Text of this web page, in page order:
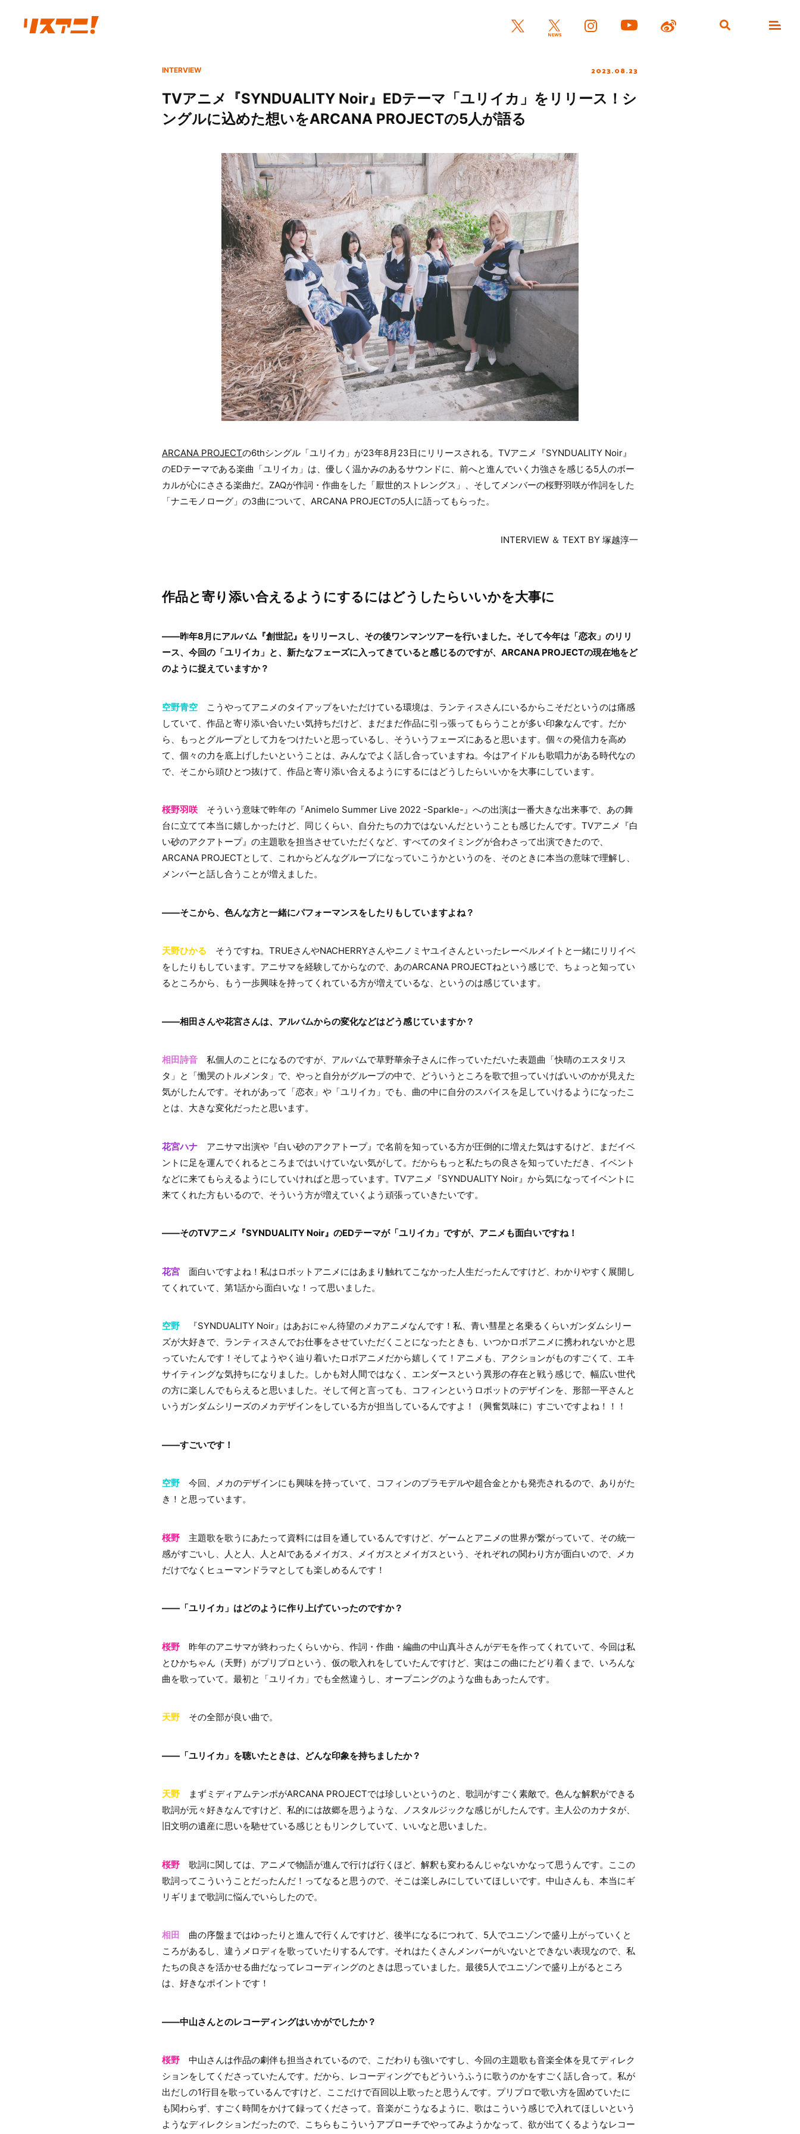
INTERVIEW 2023.08.23
TVアニメ『SYNDUALITY Noir』EDテーマ「ユリイカ」をリリース！シ
ングルに込めた想いをARCANA PROJECTの5人が語る
ARCANA PROJECTの6thシングル「ユリイカ」が23年8月23日にリリースされる。TVアニメ『SYNDUALITY Noir』
のEDテーマである楽曲「ユリイカ」は、優しく温かみのあるサウンドに、前へと進んでいく力強さを感じる5人のボー
カルが心にささる楽曲だ。ZAQが作詞・作曲をした「厭世的ストレングス」、そしてメンバーの桜野羽咲が作詞をした
「ナニモノローグ」の3曲について、ARCANA PROJECTの5人に語ってもらった。
INTERVIEW ＆ TEXT BY 塚越淳一
作品と寄り添い合えるようにするにはどうしたらいいかを大事に
――昨年8月にアルバム『創世記』をリリースし、その後ワンマンツアーを行いました。そして今年は「恋衣」のリリ
ース、今回の「ユリイカ」と、新たなフェーズに入ってきていると感じるのですが、ARCANA PROJECTの現在地をど
のように捉えていますか？
空野青空 こうやってアニメのタイアップをいただけている環境は、ランティスさんにいるからこそだというのは痛感
していて、作品と寄り添い合いたい気持ちだけど、まだまだ作品に引っ張ってもらうことが多い印象なんです。だか
ら、もっとグループとして力をつけたいと思っているし、そういうフェーズにあると思います。個々の発信力を高め
て、個々の力を底上げしたいということは、みんなでよく話し合っていますね。今はアイドルも歌唱力がある時代なの
で、そこから頭ひとつ抜けて、作品と寄り添い合えるようにするにはどうしたらいいかを大事にしています。
桜野羽咲 そういう意味で昨年の『Animelo Summer Live 2022 -Sparkle-』への出演は一番大きな出来事で、あの舞
台に立てて本当に嬉しかったけど、同じくらい、自分たちの力ではないんだということも感じたんです。TVアニメ『白
い砂のアクアトープ』の主題歌を担当させていただくなど、すべてのタイミングが合わさって出演できたので、
ARCANA PROJECTとして、これからどんなグループになっていこうかというのを、そのときに本当の意味で理解し、
メンバーと話し合うことが増えました。
――そこから、色んな方と一緒にパフォーマンスをしたりもしていますよね？
天野ひかる そうですね。TRUEさんやNACHERRYさんやニノミヤユイさんといったレーベルメイトと一緒にリリイベ
をしたりもしています。アニサマを経験してからなので、あのARCANA PROJECTねという感じで、ちょっと知ってい
るところから、もう一歩興味を持ってくれている方が増えているな、というのは感じています。
――相田さんや花宮さんは、アルバムからの変化などはどう感じていますか？
相田詩音 私個人のことになるのですが、アルバムで草野華余子さんに作っていただいた表題曲「快晴のエスタリス
タ」と「慟哭のトルメンタ」で、やっと自分がグループの中で、どういうところを歌で担っていけばいいのかが見えた
気がしたんです。それがあって「恋衣」や「ユリイカ」でも、曲の中に自分のスパイスを足していけるようになったこ
とは、大きな変化だったと思います。
花宮ハナ アニサマ出演や『白い砂のアクアトープ』で名前を知っている方が圧倒的に増えた気はするけど、まだイベ
ントに足を運んでくれるところまではいけていない気がして。だからもっと私たちの良さを知っていただき、イベント
などに来てもらえるようにしていければと思っています。TVアニメ『SYNDUALITY Noir』から気になってイベントに
来てくれた方もいるので、そういう方が増えていくよう頑張っていきたいです。
――そのTVアニメ『SYNDUALITY Noir』のEDテーマが「ユリイカ」ですが、アニメも面白いですね！
花宮 面白いですよね！私はロボットアニメにはあまり触れてこなかった人生だったんですけど、わかりやすく展開し
てくれていて、第1話から面白いな！って思いました。
空野 『SYNDUALITY Noir』はあおにゃん待望のメカアニメなんです！私、青い彗星と名乗るくらいガンダムシリー
ズが大好きで、ランティスさんでお仕事をさせていただくことになったときも、いつかロボアニメに携われないかと思
っていたんです！そしてようやく辿り着いたロボアニメだから嬉しくて！アニメも、アクションがものすごくて、エキ
サイティングな気持ちになりました。しかも対人間ではなく、エンダースという異形の存在と戦う感じで、幅広い世代
の方に楽しんでもらえると思いました。そして何と言っても、コフィンというロボットのデザインを、形部一平さんと
いうガンダムシリーズのメカデザインをしている方が担当しているんですよ！（興奮気味に）すごいですよね！！！
――すごいです！
空野 今回、メカのデザインにも興味を持っていて、コフィンのプラモデルや超合金とかも発売されるので、ありがた
き！と思っています。
桜野 主題歌を歌うにあたって資料には目を通しているんですけど、ゲームとアニメの世界が繋がっていて、その統一
感がすごいし、人と人、人とAIであるメイガス、メイガスとメイガスという、それぞれの関わり方が面白いので、メカ
だけでなくヒューマンドラマとしても楽しめるんです！
――「ユリイカ」はどのように作り上げていったのですか？
桜野 昨年のアニサマが終わったくらいから、作詞・作曲・編曲の中山真斗さんがデモを作ってくれていて、今回は私
とひかちゃん（天野）がプリプロという、仮の歌入れをしていたんですけど、実はこの曲にたどり着くまで、いろんな
曲を歌っていて。最初と「ユリイカ」でも全然違うし、オープニングのような曲もあったんです。
天野 その全部が良い曲で。
――「ユリイカ」を聴いたときは、どんな印象を持ちましたか？
天野 まずミディアムテンポがARCANA PROJECTでは珍しいというのと、歌詞がすごく素敵で。色んな解釈ができる
歌詞が元々好きなんですけど、私的には故郷を思うような、ノスタルジックな感じがしたんです。主人公のカナタが、
旧文明の遺産に思いを馳せている感じともリンクしていて、いいなと思いました。
桜野 歌詞に関しては、アニメで物語が進んで行けば行くほど、解釈も変わるんじゃないかなって思うんです。ここの
歌詞ってこういうことだったんだ！ってなると思うので、そこは楽しみにしていてほしいです。中山さんも、本当にギ
リギリまで歌詞に悩んでいらしたので。
相田 曲の序盤まではゆったりと進んで行くんですけど、後半になるにつれて、5人でユニゾンで盛り上がっていくと
ころがあるし、違うメロディを歌っていたりするんです。それはたくさんメンバーがいないとできない表現なので、私
たちの良さを活かせる曲だなってレコーディングのときは思っていました。最後5人でユニゾンで盛り上がるところ
は、好きなポイントです！
――中山さんとのレコーディングはいかがでしたか？
桜野 中山さんは作品の劇伴も担当されているので、こだわりも強いですし、今回の主題歌も音楽全体を見てディレク
ションをしてくださっていたんです。だから、レコーディングでもどういうふうに歌うのかをすごく話し合って。私が
出だしの1行目を歌っているんですけど、ここだけで百回以上歌ったと思うんです。プリプロで歌い方を固めていたに
も関わらず、すごく時間をかけて録ってくださって。音楽がこうなるように、歌はこういう感じで入れてほしいという
ようなディレクションだったので、こちらもこういうアプローチでやってみようかなって、欲が出てくるようなレコー